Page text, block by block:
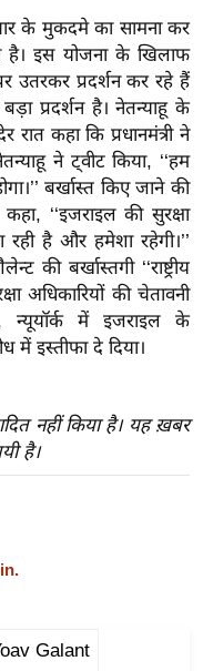
के मुकदमे का सामना कर
है। इस योजना के खिलाफ
उतरकर प्रदर्शन कर रहे हैं
प्रदर्शन है। नेतन्याहू के
रात कहा कि प्रधानमंत्री ने
ने ट्वीट किया, ‘‘हम
बर्खास्त किए जाने की
‘‘इजराइल की सुरक्षा
रही है और हमेशा रहेगी।’’
की बर्खास्तगी ‘‘राष्ट्रीय
अधिकारियों की चेतावनी
न्यूयॉर्क में इजराइल के
में इस्तीफा दे दिया।
नहीं किया है। यह ख़बर
है।
Galant